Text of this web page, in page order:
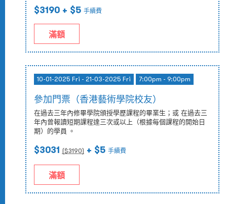
$3190 + $5 手續費
滿額
10-01-2025 Fri - 21-03-2025 Fri 7:00pm - 9:00pm
參加門票（香港藝術學院校友）
在過去三年內修畢學院頒授學歷課程的畢業生；或 在過去三
年內曾報讀短期課程達三次或以上（根據每個課程的開始日
期）的學員 。
$3031 ($3190) + $5 手續費
滿額